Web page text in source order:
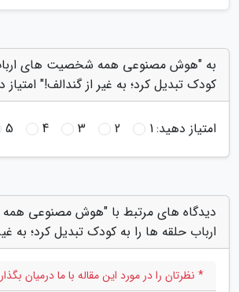
به "هوش مصنوعی همه شخصیت های
کودک تبدیل کرد؛ به غیر از گندالف!" امتیاز
امتیاز دهید:1
2
3
4
5
دیدگاه های مرتبط با "هوش مصنوعی
ارباب حلقه ها را به کودک تبدیل کرد؛ به
* نظرتان را در مورد این مقاله با ما درمیان